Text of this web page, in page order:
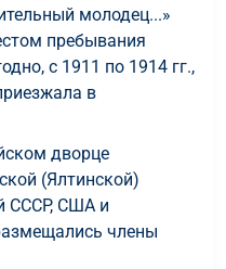
молодец...»
пребывания
с 1911 по 1914 гг.,
в
дворце
(Ялтинской)
СССР, США и
члены